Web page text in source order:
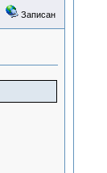
Записан